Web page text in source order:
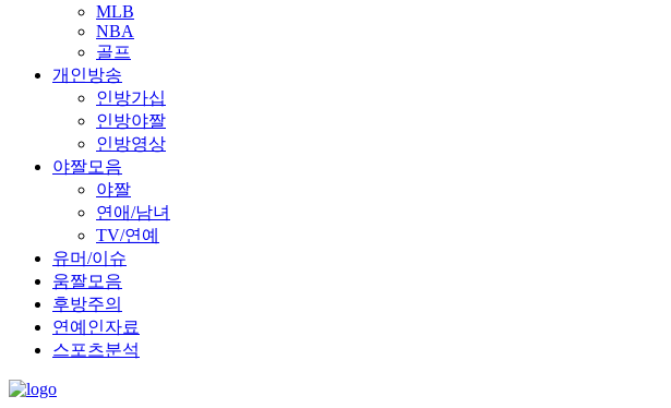
MLB
NBA
골프
개인방송
인방가십
인방야짤
인방영상
야짤모음
야짤
연애/남녀
TV/연예
유머/이슈
움짤모음
후방주의
연예인자료
스포츠분석